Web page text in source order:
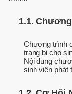
1.1.
Chương trình
trang bị cho
Nội dung
sinh viên phát